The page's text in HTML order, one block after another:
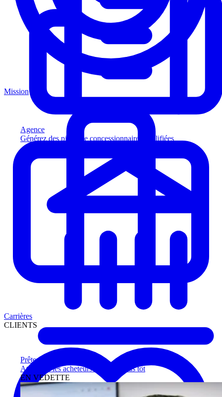
Agence
Générez des pistes de concessionnaires qualifiées
Prêteurs
Atteignez les acheteurs qualifiés plus tôt
EN VEDETTE
Mission
Carrières
CLIENTS